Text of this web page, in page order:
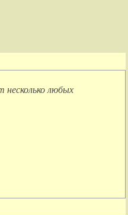
несколько любых